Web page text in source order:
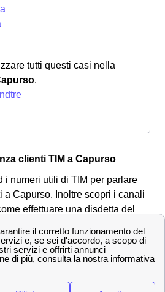
tutti questi casi nella
.
clienti TIM a Capurso
i numeri utili di TIM per parlare
a Capurso. Inoltre scopri i canali
effettuare una disdetta del
o sporgere reclamo a
ragioni per voler